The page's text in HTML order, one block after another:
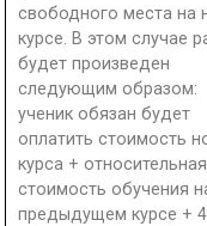
свободного места на
курсе. В этом случае
будет произведен
следующим образом:
ученик обязан будет
оплатить стоимость
курса + относительная
стоимость обучения
предыдущем курсе +